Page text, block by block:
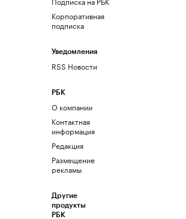
Корпоративная
подписка
Уведомления
RSS Новости
РБК
О компании
Контактная
информация
Редакция
Размещение
рекламы
Другие
продукты
РБК